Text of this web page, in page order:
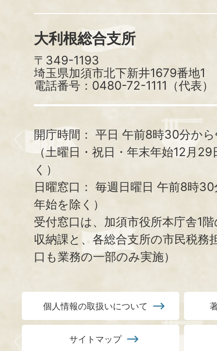
大利根総合支所
〒349-1193
埼玉県加須市北下新井1679番地1
電話番号：0480-72-1111（代表）
開庁時間： 平日 午前8時30分か
（土曜日・祝日・年末年始12月
く）
日曜窓口： 毎週日曜日 午前8時
年始を除く）
受付窓口は、加須市役所本庁舎1
収納課と、 各総合支所の市民税務
口も業務の一部のみ実施）
個人情報の取扱いについて
サイトマップ